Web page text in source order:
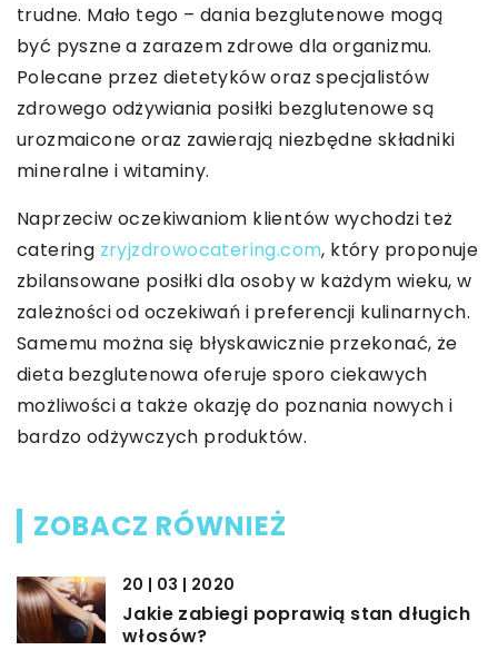
trudne. Mało tego – dania bezglutenowe mogą
być pyszne a zarazem zdrowe dla organizmu.
Polecane przez dietetyków oraz specjalistów
zdrowego odżywiania posiłki bezglutenowe są
urozmaicone oraz zawierają niezbędne składniki
mineralne i witaminy.
Naprzeciw oczekiwaniom klientów wychodzi też
catering zryjzdrowocatering.com, który proponuje
zbilansowane posiłki dla osoby w każdym wieku, w
zależności od oczekiwań i preferencji kulinarnych.
Samemu można się błyskawicznie przekonać, że
dieta bezglutenowa oferuje sporo ciekawych
możliwości a także okazję do poznania nowych i
bardzo odżywczych produktów.
ZOBACZ RÓWNIEŻ
20 | 03 | 2020
Jakie zabiegi poprawią stan długich
włosów?